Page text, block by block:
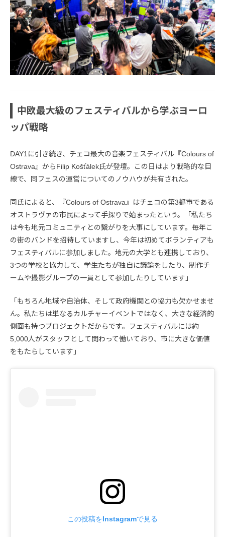
中欧最大級のフェスティバルから学ぶヨーロ
ッパ戦略
DAY1に引き続き、チェコ最大の音楽フェスティバル『Colours of
Ostrava』からFilip Košťálek氏が登壇。この日はより戦略的な目
線で、同フェスの運営についてのノウハウが共有された。
同氏によると、『Colours of Ostrava』はチェコの第3都市である
オストラヴァの市民によって手探りで始まったという。「私たち
は今も地元コミュニティとの繋がりを大事にしています。毎年こ
の街のバンドを招待していますし、今年は初めてボランティアも
フェスティバルに参加しました。地元の大学とも連携しており、
3つの学校と協力して、学生たちが独自に議論をしたり、制作チ
ームや撮影グループの一員として参加したりしています」
「もちろん地域や自治体、そして政府機関との協力も欠かせませ
ん。私たちは単なるカルチャーイベントではなく、大きな経済的
側面も持つプロジェクトだからです。フェスティバルには約
5,000人がスタッフとして関わって働いており、市に大きな価値
をもたらしています」
この投稿をInstagramで見る